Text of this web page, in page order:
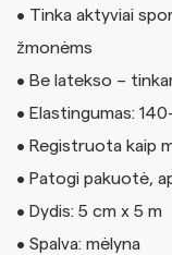
• Tinka aktyviai
žmonėms
• Be latekso –
• Elastingumas:
• Registruota kaip
• Patogi pakuotė,
• Dydis: 5 cm x 5 m
• Spalva: mėlyna